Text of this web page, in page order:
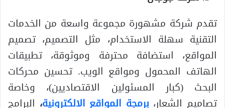
تقدم شركة مشهورة مجموعة واسعة من الخدمات
التقنية سهلة الاستخدام، مثل التصميم، تصميم
المواقع، استضافة محترفة وموثوقة، تطبيقات
الهاتف المحمول ومواقع الويب. تحسين محركات
البحث (كبار المسئولين الاقتصاديين)، وخاصة
تصاميم الشعار، برمجة المواقع الالكترونية، البرامج